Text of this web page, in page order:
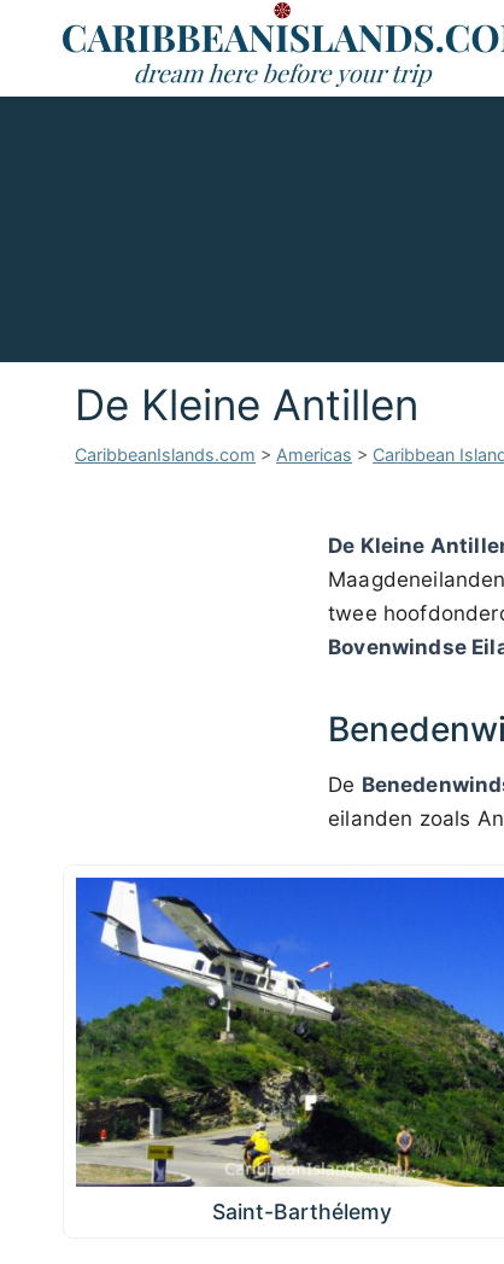
De Kleine Antillen
CaribbeanIslands.com > Americas > Caribbean
De Kleine
twee
Bovenwindse
De
eilanden zoals
Saint-Barthélemy